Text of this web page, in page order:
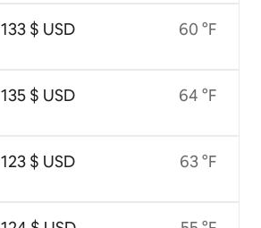
133 $ USD
135 $ USD
123 $ USD
60 °F
64 °F
63 °F